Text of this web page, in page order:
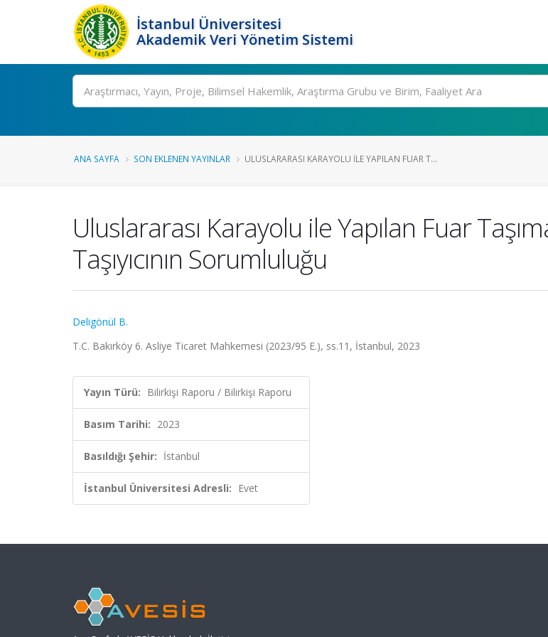
İstanbul Üniversitesi
Akademik Veri Yönetim Sistemi
Ara
ANA SAYFA SON EKLENEN YAYINLAR ULUSLARARASI KARAYOLU ILE YAPILAN FUAR T...
Uluslararası Karayolu ile Yapılan Fuar
Taşıyıcının Sorumluluğu
Deligönül B.
T.C. Bakırköy 6. Asliye Ticaret Mahkemesi (2023/95 E.), ss.11, İstanbul, 2023
Yayın Türü: Bilirkişi Raporu / Bilirkişi Raporu
Basım Tarihi: 2023
Basıldığı Şehir: İstanbul
İstanbul Üniversitesi Adresli: Evet